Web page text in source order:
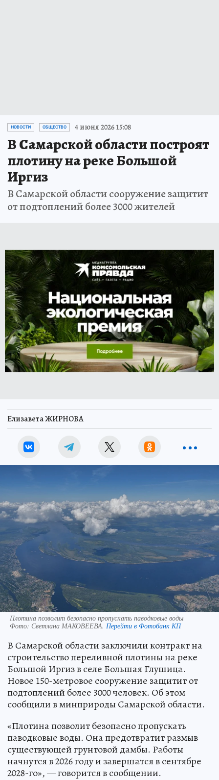
НОВОСТИ ОБЩЕСТВО 4 июня 2026 15:08
В Самарской области построят
плотину на реке Большой
Иргиз
В Самарской области сооружение защитит
от подтоплений более 3000 жителей
Елизавета ЖИРНОВА
Плотина позволит безопасно пропускать паводковые воды
Фото: Светлана МАКОВЕЕВА. Перейти в Фотобанк КП
В Самарской области заключили контракт на
строительство переливной плотины на реке
Большой Иргиз в селе Большая Глушица.
Новое 150-метровое сооружение защитит от
подтоплений более 3000 человек. Об этом
сообщили в минприроды Самарской области.
«Плотина позволит безопасно пропускать
паводковые воды. Она предотвратит размыв
существующей грунтовой дамбы. Работы
начнутся в 2026 году и завершатся в сентябре
2028-го», — говорится в сообщении.